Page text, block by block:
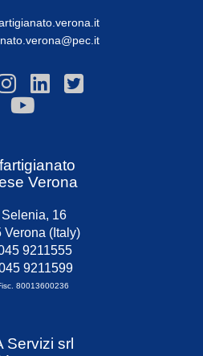
Verona
16
Verona (Italy)
9211555
9211599
80013600236
Servizi srl